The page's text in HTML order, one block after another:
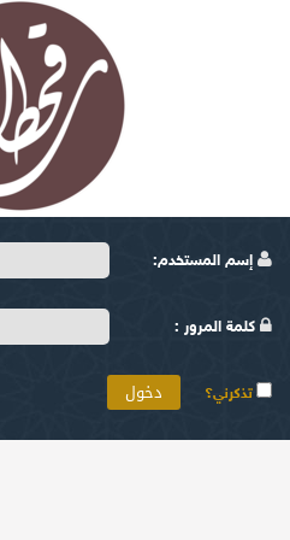
إسم المستخدم:
كلمة المرور :
تذكرني؟